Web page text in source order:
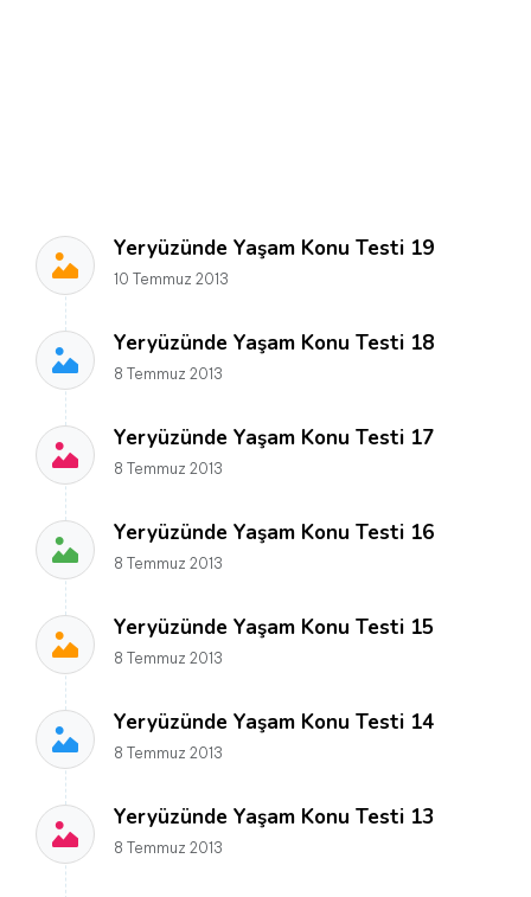
Yeryüzünde Yaşam Konu Testi 19
10 Temmuz 2013
Yeryüzünde Yaşam Konu Testi 18
8 Temmuz 2013
Yeryüzünde Yaşam Konu Testi 17
8 Temmuz 2013
Yeryüzünde Yaşam Konu Testi 16
8 Temmuz 2013
Yeryüzünde Yaşam Konu Testi 15
8 Temmuz 2013
Yeryüzünde Yaşam Konu Testi 14
8 Temmuz 2013
Yeryüzünde Yaşam Konu Testi 13
8 Temmuz 2013